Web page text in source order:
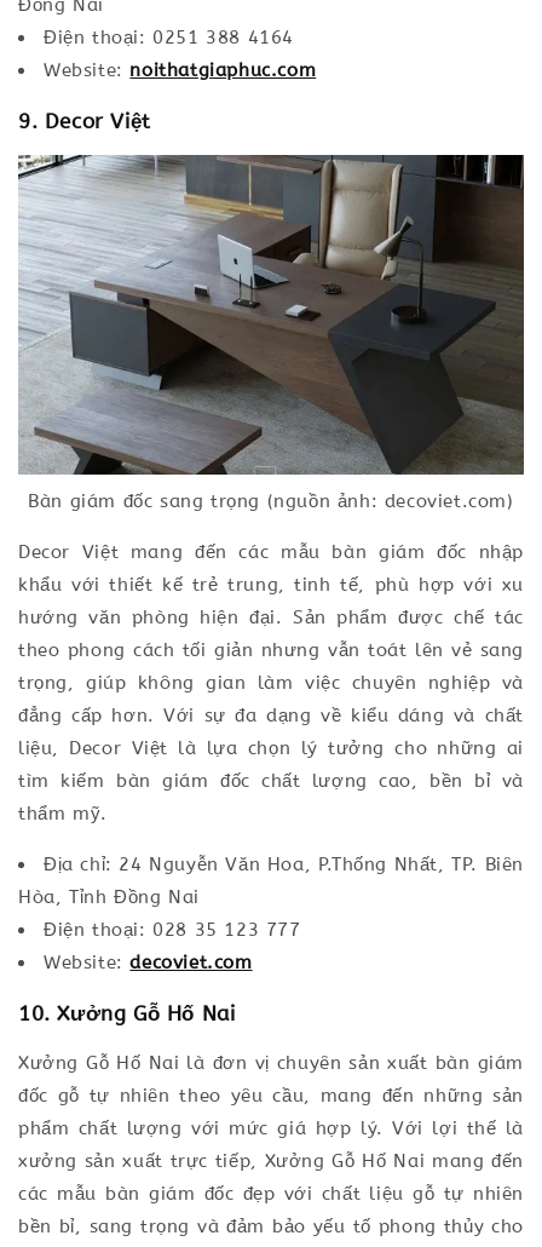
Đồng Nai
Điện thoại: 0251 388 4164
Website: noithatgiaphuc.com
9. Decor Việt
Bàn giám đốc sang trọng (nguồn ảnh: decoviet.com)
Decor Việt mang đến các mẫu bàn giám đốc nhập
khẩu với thiết kế trẻ trung, tinh tế, phù hợp với xu
hướng văn phòng hiện đại. Sản phẩm được chế tác
theo phong cách tối giản nhưng vẫn toát lên vẻ sang
trọng, giúp không gian làm việc chuyên nghiệp và
đẳng cấp hơn. Với sự đa dạng về kiểu dáng và chất
liệu, Decor Việt là lựa chọn lý tưởng cho những ai
tìm kiếm bàn giám đốc chất lượng cao, bền bỉ và
thẩm mỹ.
Địa chỉ: 24 Nguyễn Văn Hoa, P.Thống Nhất, TP. Biên
Hòa, Tỉnh Đồng Nai
Điện thoại: 028 35 123 777
Website:decoviet.com
10. Xưởng Gỗ Hố Nai
Xưởng Gỗ Hố Nai là đơn vị chuyên sản xuất bàn giám
đốc gỗ tự nhiên theo yêu cầu, mang đến những sản
phẩm chất lượng với mức giá hợp lý. Với lợi thế là
xưởng sản xuất trực tiếp, Xưởng Gỗ Hố Nai mang đến
các mẫu bàn giám đốc đẹp với chất liệu gỗ tự nhiên
bền bỉ, sang trọng và đảm bảo yếu tố phong thủy cho